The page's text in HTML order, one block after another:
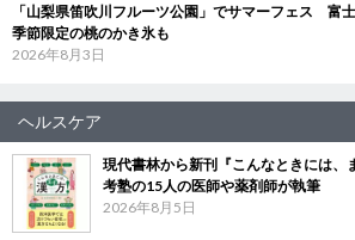
「山梨県笛吹川フルーツ公園」でサマーフェス 富
季節限定の桃のかき氷も
2026年8月3日
ヘルスケア
現代書林から新刊『こんなときには
考塾の15人の医師や薬剤師が執筆
2026年8月5日